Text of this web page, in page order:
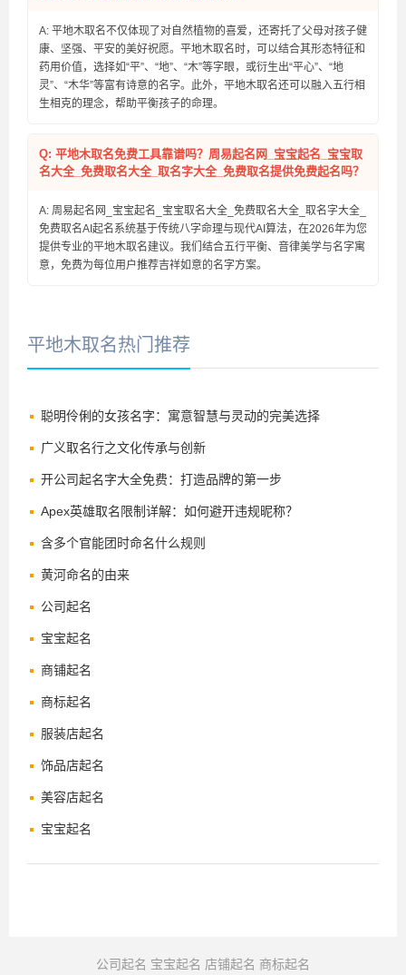
A: 平地木取名不仅体现了对自然植物的喜爱，还寄托了父母对孩子健
康、坚强、平安的美好祝愿。平地木取名时，可以结合其形态特征和
药用价值，选择如“平”、“地”、“木”等字眼，或衍生出“平心”、“地
灵”、“木华”等富有诗意的名字。此外，平地木取名还可以融入五行相
生相克的理念，帮助平衡孩子的命理。
Q: 平地木取名免费工具靠谱吗？周易起名网_宝宝起名_宝宝取
名大全_免费取名大全_取名字大全_免费取名提供免费起名吗？
A: 周易起名网_宝宝起名_宝宝取名大全_免费取名大全_取名字大全_
免费取名AI起名系统基于传统八字命理与现代AI算法，在2026年为您
提供专业的平地木取名建议。我们结合五行平衡、音律美学与名字寓
意，免费为每位用户推荐吉祥如意的名字方案。
平地木取名热门推荐
聪明伶俐的女孩名字：寓意智慧与灵动的完美选择
广义取名行之文化传承与创新
开公司起名字大全免费：打造品牌的第一步
Apex英雄取名限制详解：如何避开违规昵称？
含多个官能团时命名什么规则
黄河命名的由来
公司起名
宝宝起名
商铺起名
商标起名
服装店起名
饰品店起名
美容店起名
宝宝起名
公司起名 宝宝起名 店铺起名 商标起名